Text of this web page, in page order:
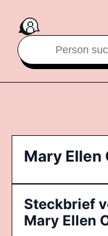
Mary Ellen
Steckbrief
Mary Ellen